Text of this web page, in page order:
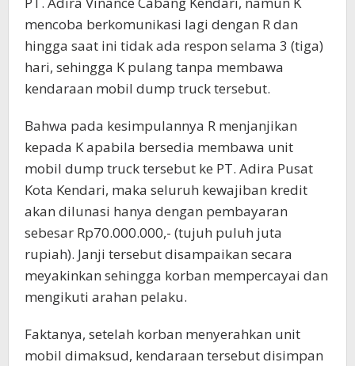
mencoba berkomunikasi lagi dengan R dan
hingga saat ini tidak ada respon selama 3 (tiga)
hari, sehingga K pulang tanpa membawa
kendaraan mobil dump truck tersebut.
Bahwa pada kesimpulannya R menjanjikan
kepada K apabila bersedia membawa unit
mobil dump truck tersebut ke PT. Adira Pusat
Kota Kendari, maka seluruh kewajiban kredit
akan dilunasi hanya dengan pembayaran
sebesar Rp70.000.000,- (tujuh puluh juta
rupiah). Janji tersebut disampaikan secara
meyakinkan sehingga korban mempercayai dan
mengikuti arahan pelaku.
Faktanya, setelah korban menyerahkan unit
mobil dimaksud, kendaraan tersebut disimpan